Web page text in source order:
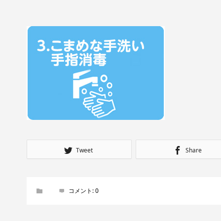
Tweet Share
コメント:0